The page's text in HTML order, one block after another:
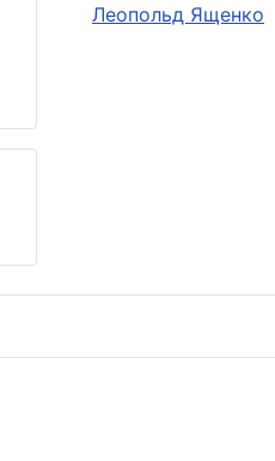
Леопольд Ященко